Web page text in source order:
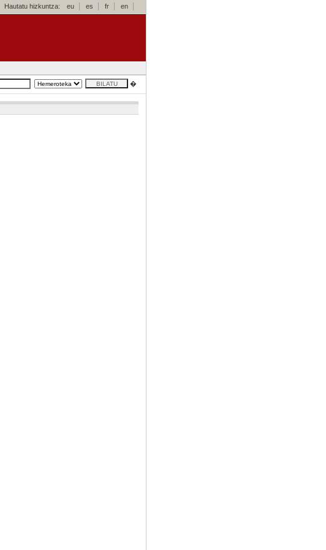
Hautatu hizkuntza: eu es fr en
�